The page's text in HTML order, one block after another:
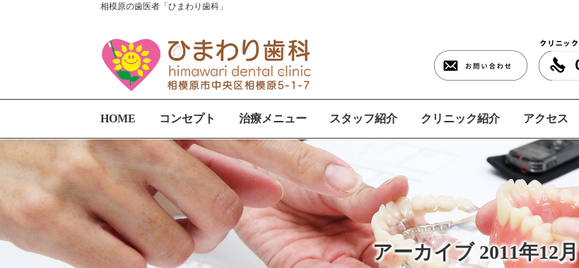
相模原の歯医者「ひまわり歯科」
HOME コンセプト 治療メニュー スタッフ紹介 クリニック紹介 アクセス
アーカイブ 2011年12月